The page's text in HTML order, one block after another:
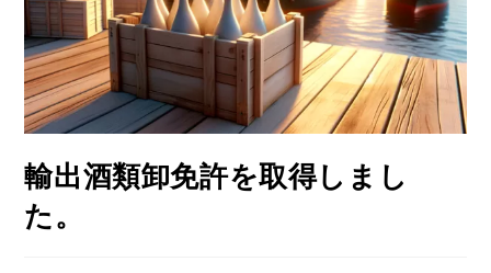
輸出酒類卸免許を取得しまし
た。